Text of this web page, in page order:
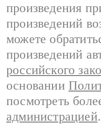
произведения
произведений
можете
произведений
российского
основании
посмотреть
администрацией.